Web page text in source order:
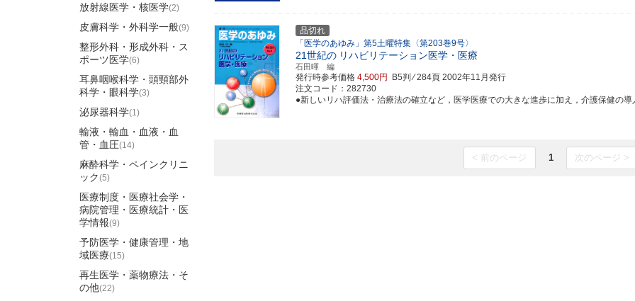
品切れ
「医学のあゆみ」第5土曜特集〈第203巻9号〉
21世紀の リハビリテーション医学・医療
石田暉 編
発行時参考価格 4,500円 B5判 ⁄ 284頁 2002年11月発行
注文コード：282730
●新しいリハ評価法・治療法の確立など，医学医療での大きな進歩に加え，介護保健の
< 前のページ 1 次のページ >
放射線医学・核医学(2)
皮膚科学・外科学一般(9)
整形外科・形成外科・ス
ポーツ医学(6)
耳鼻咽喉科学・頭頸部外
科学・眼科学(3)
泌尿器科学(1)
輸液・輸血・血液・血
管・血圧(14)
麻酔科学・ペインクリニ
ック(5)
医療制度・医療社会学・
病院管理・医療統計・医
学情報(9)
予防医学・健康管理・地
域医療(15)
再生医学・薬物療法・そ
の他(22)